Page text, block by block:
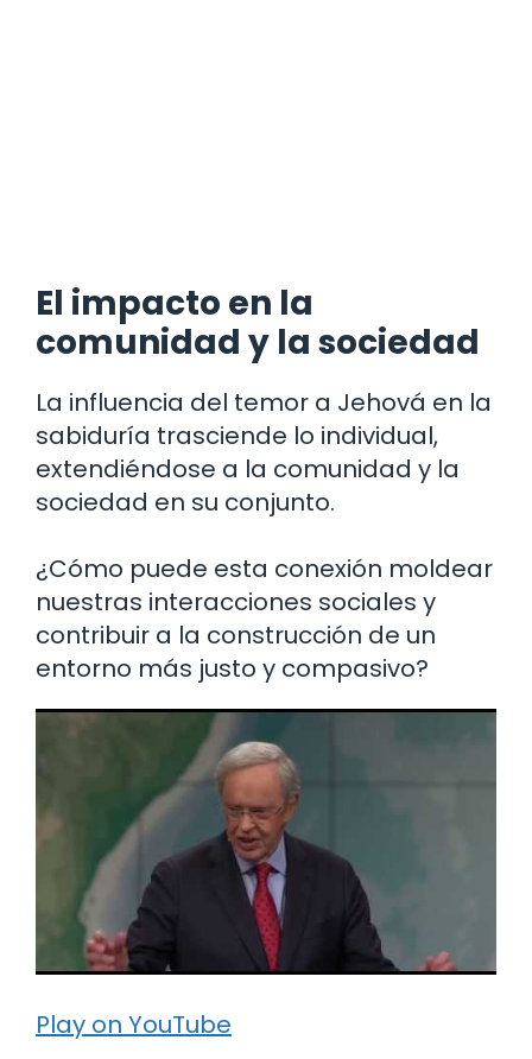
El impacto en la
comunidad y la sociedad
La influencia del temor a Jehová en la
sabiduría trasciende lo individual,
extendiéndose a la comunidad y la
sociedad en su conjunto.
¿Cómo puede esta conexión moldear
nuestras interacciones sociales y
contribuir a la construcción de un
entorno más justo y compasivo?
Play on YouTube